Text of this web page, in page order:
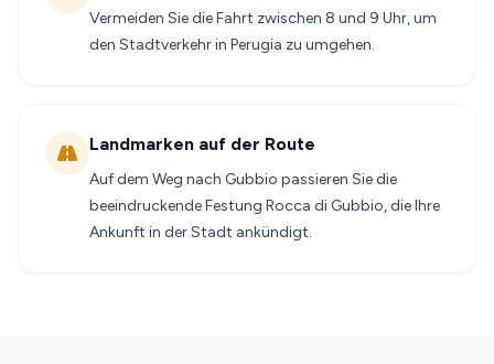
Vermeiden Sie die Fahrt zwischen 8 und 9 Uhr, um
den Stadtverkehr in Perugia zu umgehen.
Landmarken auf der Route
Auf dem Weg nach Gubbio passieren Sie die
beeindruckende Festung Rocca di Gubbio, die Ihre
Ankunft in der Stadt ankündigt.